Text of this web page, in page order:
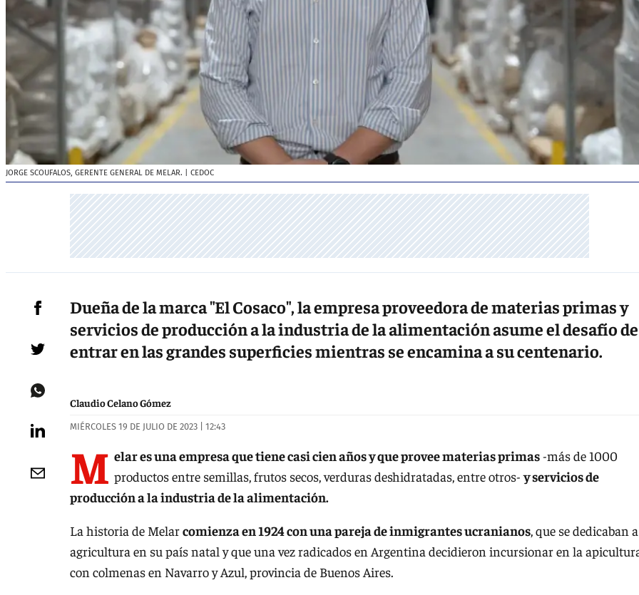
JORGE SCOUFALOS, GERENTE GENERAL DE MELAR. | CEDOC
Dueña de la marca "El Cosaco", la empresa proveedora de materias primas y
servicios de producción a la industria de la alimentación asume el desafío de
entrar en las grandes superficies mientras se encamina a su centenario.
Claudio Celano Gómez
MIÉRCOLES 19 DE JULIO DE 2023 | 12:43
M elar es una empresa que tiene casi cien años y que provee materias primas-más de 1000
productos entre semillas, frutos secos, verduras deshidratadas, entre otros-y servicios de
producción a la industria de la alimentación.
La historia de Melarcomienza en 1924 con una pareja de inmigrantes ucranianos, que se dedicaban
agricultura en su país natal y que una vez radicados en Argentina decidieron incursionar en la
con colmenas en Navarro y Azul, provincia de Buenos Aires.